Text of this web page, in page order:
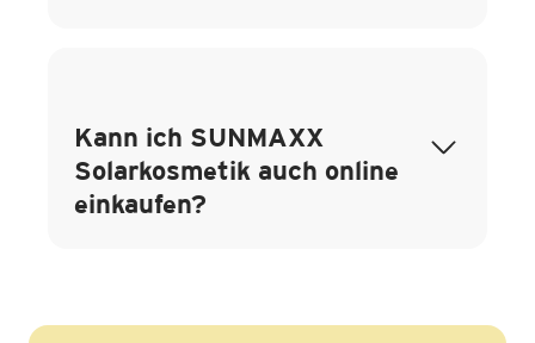
Kann ich SUNMAXX
Solarkosmetik auch online
einkaufen?